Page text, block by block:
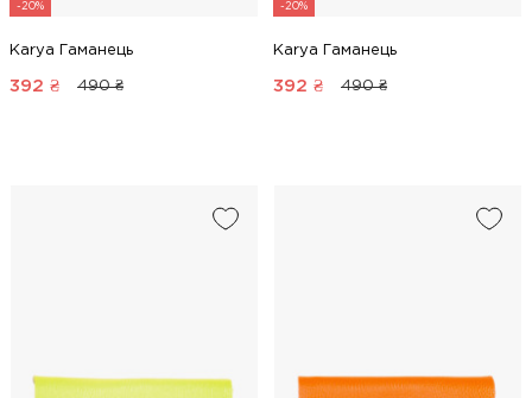
-20%
Karya Гаманець
392 ₴ 490 ₴
-20%
Karya Гаманець
392 ₴ 490 ₴